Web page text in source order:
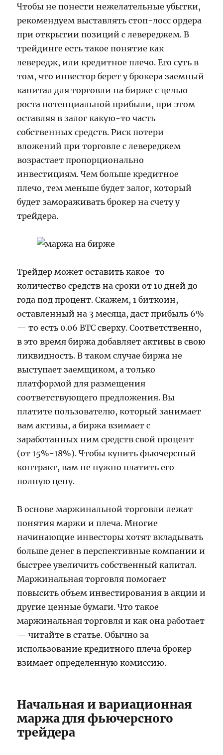
Чтобы не понести нежелательные убытки,
рекомендуем выставлять стоп-лосс ордера
при открытии позиций с левереджем. В
трейдинге есть такое понятие как
левередж, или кредитное плечо. Его суть в
том, что инвестор берет у брокера заемный
капитал для торговли на бирже с целью
роста потенциальной прибыли, при этом
оставляя в залог какую-то часть
собственных средств. Риск потери
вложений при торговле с левереджем
возрастает пропорционально
инвестициям. Чем больше кредитное
плечо, тем меньше будет залог, который
будет замораживать брокер на счету у
трейдера.
Трейдер может оставить какое-то
количество средств на сроки от 10 дней до
года под процент. Скажем, 1 биткоин,
оставленный на 3 месяца, даст прибыль 6%
— то есть 0.06 BTC сверху. Соответственно,
в это время биржа добавляет активы в свою
ликвидность. В таком случае биржа не
выступает заемщиком, а только
платформой для размещения
соответствующего предложения. Вы
платите пользователю, который занимает
вам активы, а биржа взимает с
заработанных ним средств свой процент
(от 15%-18%). Чтобы купить фьючерсный
контракт, вам не нужно платить его
полную цену.
В основе маржинальной торговли лежат
понятия маржи и плеча. Многие
начинающие инвесторы хотят вкладывать
больше денег в перспективные компании и
быстрее увеличить собственный капитал.
Маржинальная торговля помогает
повысить объем инвестирования в акции и
другие ценные бумаги. Что такое
маржинальная торговля и как она работает
— читайте в статье. Обычно за
использование кредитного плеча брокер
взимает определенную комиссию.
Начальная и вариационная
маржа для фьючерсного
трейдера